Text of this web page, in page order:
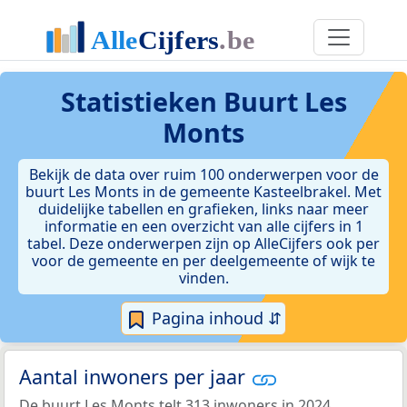
Statistieken Buurt Les
Monts
Bekijk de data over ruim 100 onderwerpen voor de
buurt Les Monts in de gemeente Kasteelbrakel. Met
duidelijke tabellen en grafieken, links naar meer
informatie en een overzicht van alle cijfers in 1
tabel. Deze onderwerpen zijn op AlleCijfers ook per
voor de gemeente en per deelgemeente of wijk te
vinden.
Pagina inhoud ⇵
Aantal inwoners per jaar